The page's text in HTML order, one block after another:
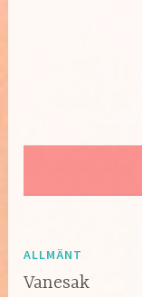
ALLMÄNT
Vanesak